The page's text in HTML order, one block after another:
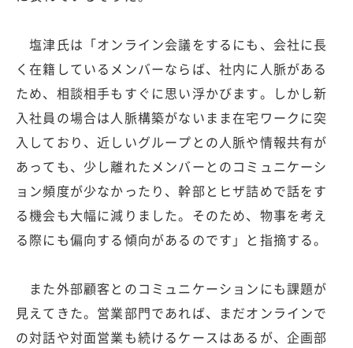
塩津氏は「オンライン会議をするにも、会社に長
く在籍しているメンバーならば、社内に人脈がある
ため、相談相手もすぐに思い浮かびます。しかし新
入社員の場合は人脈構築がないまま在宅ワークに突
入しており、近しいグループとの人脈や情報共有が
あっても、少し離れたメンバーとのコミュニケーシ
ョン頻度が少なかったり、幹部とヒザ詰めで話をす
る機会も大幅に減りました。そのため、物事を考え
る際にも偏向する傾向があるのです」と指摘する。
また外部顧客とのコミュニケーションにも課題が
見えてきた。営業部門であれば、まだオンラインで
の対話や対面営業も続けるケースはあるが、企画部